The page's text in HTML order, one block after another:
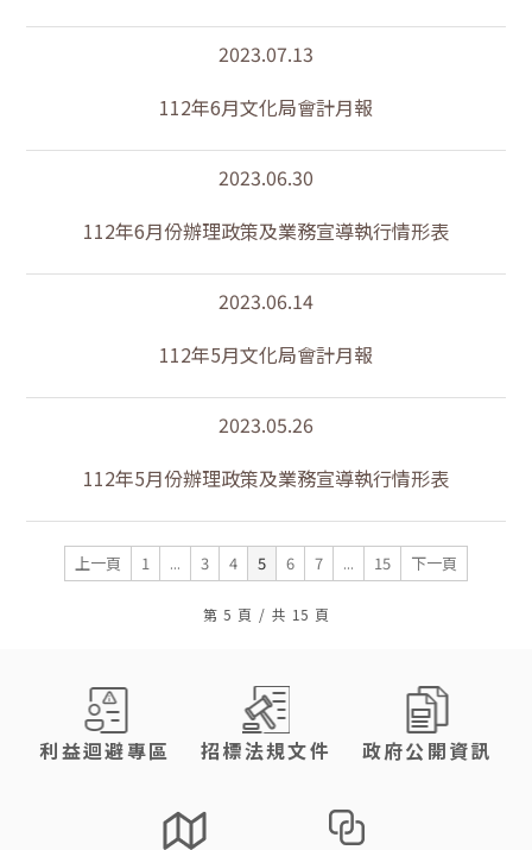
2023.07.13
112年6月文化局會計月報
2023.06.30
112年6月份辦理政策及業務宣導執行情形表
2023.06.14
112年5月文化局會計月報
2023.05.26
112年5月份辦理政策及業務宣導執行情形表
上一頁 1 ... 3 4 5 6 7 ... 15 下一頁
第 5 頁 / 共 15 頁
利益迴避專區 招標法規文件 政府公開資訊